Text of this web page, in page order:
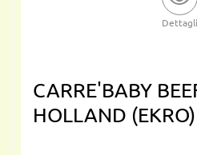
Dettagli
CARRE'BABY
HOLLAND (EKRO)